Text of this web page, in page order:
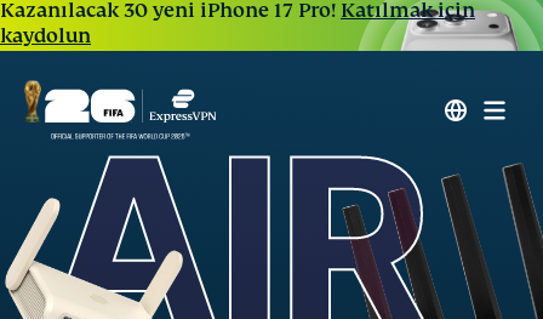
Kazanılacak 30 yeni iPhone 17 Pro! Katılmak için
kaydolun